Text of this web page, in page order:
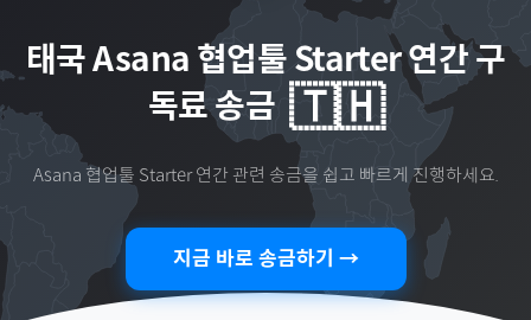
태국Asana 협업툴 Starter 연간 구
독료 송금 🇹🇭
Asana 협업툴 Starter 연간 관련 송금을 쉽고 빠르게 진행하세요.
지금 바로 송금하기 →